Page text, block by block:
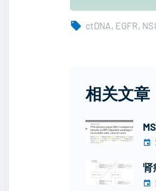
ctDNA EGFR
相关文章
肾